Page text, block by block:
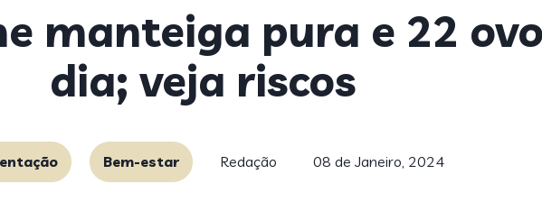
manteiga pura e 22
dia; veja riscos
Bem-estar Redação 08 de Janeiro, 2024